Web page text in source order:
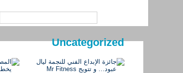
Uncategorized